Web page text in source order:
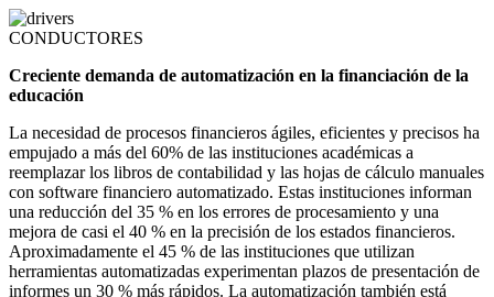
CONDUCTORES
Creciente demanda de automatización en la financiación de la
educación
La necesidad de procesos financieros ágiles, eficientes y precisos ha
empujado a más del 60% de las instituciones académicas a
reemplazar los libros de contabilidad y las hojas de cálculo manuales
con software financiero automatizado. Estas instituciones informan
una reducción del 35 % en los errores de procesamiento y una
mejora de casi el 40 % en la precisión de los estados financieros.
Aproximadamente el 45 % de las instituciones que utilizan
herramientas automatizadas experimentan plazos de presentación de
informes un 30 % más rápidos. La automatización también está